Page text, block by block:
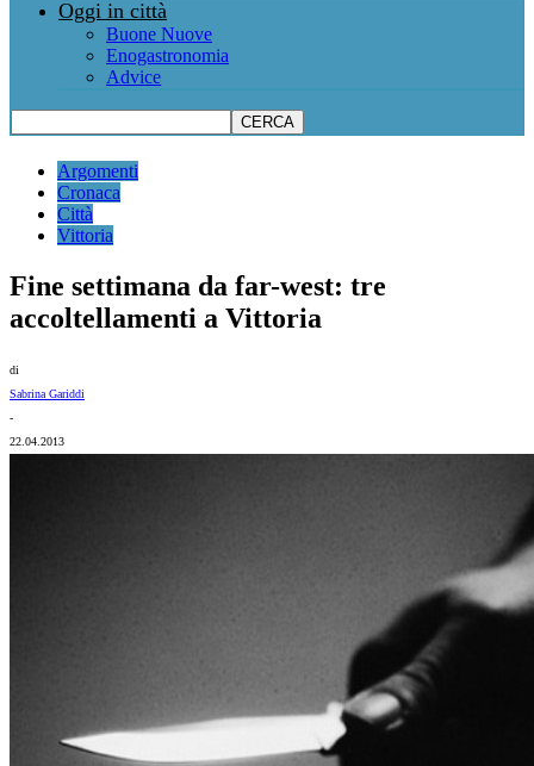
Oggi in città
Buone Nuove
Enogastronomia
Advice
Argomenti
Cronaca
Città
Vittoria
Fine settimana da far-west: tre
accoltellamenti a Vittoria
di
Sabrina Gariddi
-
22.04.2013